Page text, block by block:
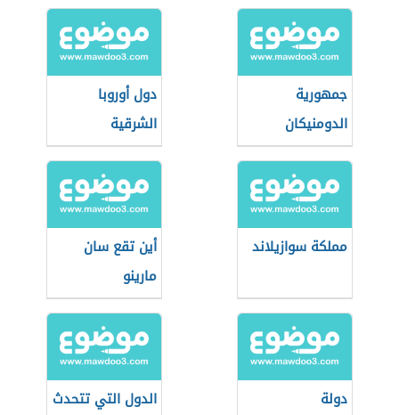
جمهورية
الدومنيكان
دول أوروبا
الشرقية
مملكة سوازيلاند
أين تقع سان
مارينو
دولة
الدول التي تتحدث